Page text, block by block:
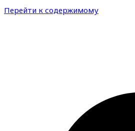
Перейти к содержимому